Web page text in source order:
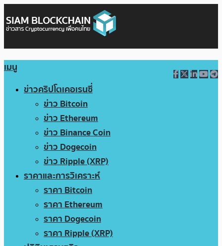
เมนู
ข่าวคริปโตเคอเรนซี่
ข่าว Bitcoin
ข่าว Ethereum
ข่าว Binance Coin
ข่าว Dogecoin
ข่าว Ripple (XRP)
ราคาและการวิเคราะห์
ราคา Bitcoin
ราคา Ethereum
ราคา Dogecoin
ราคา Ripple (XRP)